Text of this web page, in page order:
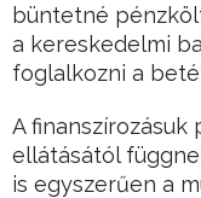
büntetné
a kereskedelmi
foglalkozni a
A
ellátásától
is egyszerűen a